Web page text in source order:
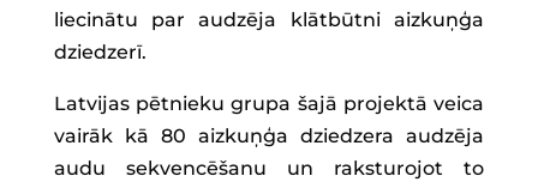
liecinātu par audzēja klātbūtni aizkuņģa
dziedzerī.
Latvijas pētnieku grupa šajā projektā veica
vairāk kā 80 aizkuņģa dziedzera audzēja
audu sekvencēšanu un raksturojot to